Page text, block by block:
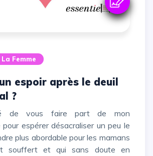
Femme
?
pour espérer désacraliser un peu le
plus abordable pour les mamans
souffert et qui sans doute en